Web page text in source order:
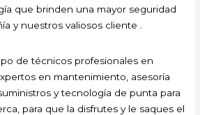
que brinden una mayor seguridad
y nuestros valiosos cliente .
de técnicos profesionales en
en mantenimiento, asesoría
y tecnología de punta para
para que la disfrutes y le saques el